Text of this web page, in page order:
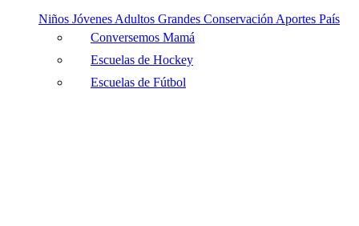
Niños Jóvenes Adultos Grandes Conservación Aportes País
Conversemos Mamá
Escuelas de Hockey
Escuelas de Fútbol